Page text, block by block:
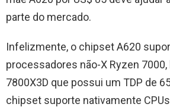
parte do mercado.
Infelizmente, o chipset A620
processadores não-X Ryzen
7800X3D que possui um TDP de
chipset suporte nativamente